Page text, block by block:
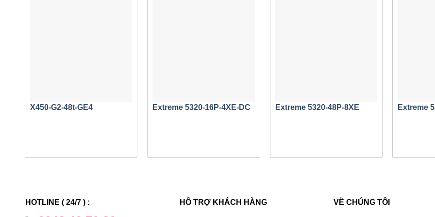
Bảo hành trọn đời
Định tuyến
hình cổng khác nhau: kiểu 26 cổng và 50 cổng và mỗi cấu hình có sẵn ở
X450-G2-48t-GE4 Extreme 5320-16P-4XE-DC Extreme 5320-48P-8XE Extreme
HOTLINE ( 24/7 ) : HỖ TRỢ KHÁCH HÀNG VỀ CHÚNG TÔI